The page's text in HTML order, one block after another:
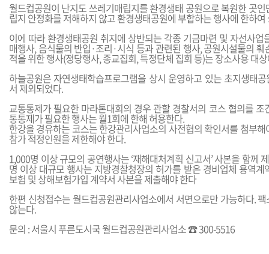
월드컵공원이 난지도 쓰레기매립지를 환경생태 공원으로 복원한 곳
립지 안정화를 저해하지 않고 환경생태공원에 부합하는 행사에 한하여
이에 따라 환경생태공원 취지에 상반되는 각종 기금마련 및 자선사업
매행사, 음식물의 반입·조리·시식 등과 관련된 행사, 공원시설물의
적을 위한 행사(정당행사, 종교집회, 특정단체 집회 등)는 장소사용 대
하늘공원은 자연생태학습프로그램을 상시 운영하고 있는 초지생태
서 제외되었다.
교통통제가 필요한 마라톤대회의 경우 관할 경찰서의 코스 협의를 조
통통제가 필요한 행사는 월1회에 한해 허용한다.
한강을 경유하는 코스는 한강관리사업소의 사전협의 확인서를 첨부
참가 적정인원을 제한해야 한다.
1,000명 이상 규모의 공연행사는 ‘재해대처계획 신고서’ 사본을 함께
명 이상 대규모 행사는 지방경찰청장의 허가를 받은 경비업체 용역계
보험 및 상해보험가입 계약서 사본을 제출해야 한다
한편 신청접수는 월드컵공원관리사업소에서 서면으로만 가능하다.
않는다.
문의 : 서울시 푸른도시국 월드컵공원관리사업소 ☎ 300-5516